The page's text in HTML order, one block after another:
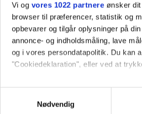
Vi og vores 1022 partnere ønsker
browser til præferencer, statistik og
opbevarer og tilgår oplysninger på
annonce- og indholdsmåling, lave
og i vores persondatapolitik. Du kan
"Cookiedeklaration", eller ved at
Hvis du tillader det, vil vi også gerne:
Indsamle præcise oplysninger
Nødvendig